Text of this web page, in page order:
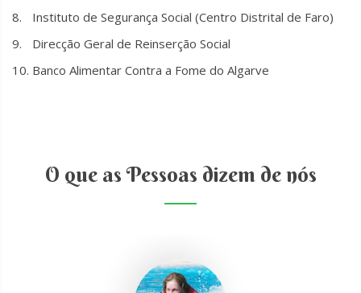
Instituto de Segurança Social (Centro Distrital de Faro)
Direcção Geral de Reinserção Social
Banco Alimentar Contra a Fome do Algarve
O que as Pessoas dizem de nós